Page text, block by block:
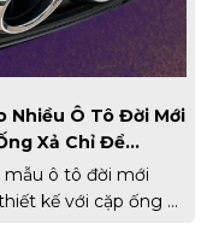
Nhiều Ô Tô Đời Mới
Xả Chỉ Để
mẫu ô tô đời mới
kế với cặp ống xả